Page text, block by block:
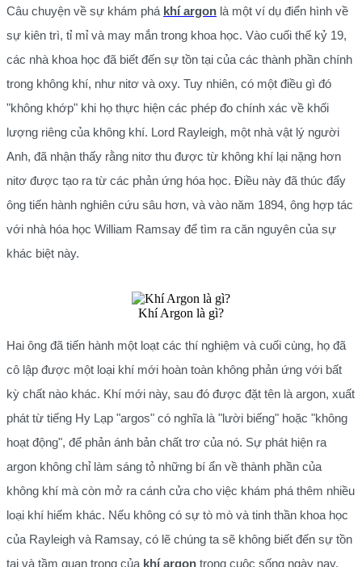
Câu chuyện về sự khám phá khí argon là một ví dụ điển hình về
sự kiên trì, tỉ mỉ và may mắn trong khoa học. Vào cuối thế kỷ 19,
các nhà khoa học đã biết đến sự tồn tại của các thành phần chính
trong không khí, như nitơ và oxy. Tuy nhiên, có một điều gì đó
"không khớp" khi họ thực hiện các phép đo chính xác về khối
lượng riêng của không khí. Lord Rayleigh, một nhà vật lý người
Anh, đã nhận thấy rằng nitơ thu được từ không khí lại nặng hơn
nitơ được tạo ra từ các phản ứng hóa học. Điều này đã thúc đẩy
ông tiến hành nghiên cứu sâu hơn, và vào năm 1894, ông hợp tác
với nhà hóa học William Ramsay để tìm ra căn nguyên của sự
khác biệt này.
Khí Argon là gì?
Hai ông đã tiến hành một loạt các thí nghiệm và cuối cùng, họ đã
cô lập được một loại khí mới hoàn toàn không phản ứng với bất
kỳ chất nào khác. Khí mới này, sau đó được đặt tên là argon, xuất
phát từ tiếng Hy Lạp "argos" có nghĩa là "lười biếng" hoặc "không
hoạt động", để phản ánh bản chất trơ của nó. Sự phát hiện ra
argon không chỉ làm sáng tỏ những bí ẩn về thành phần của
không khí mà còn mở ra cánh cửa cho việc khám phá thêm nhiều
loại khí hiếm khác. Nếu không có sự tò mò và tinh thần khoa học
của Rayleigh và Ramsay, có lẽ chúng ta sẽ không biết đến sự tồn
tại và tầm quan trọng của khí argon trong cuộc sống ngày nay.